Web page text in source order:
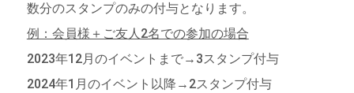
数分のスタンプのみの付与となります。
例：会員様＋ご友人2名での参加の場合
2023年12月のイベントまで→3スタンプ付与
2024年1月のイベント以降→2スタンプ付与